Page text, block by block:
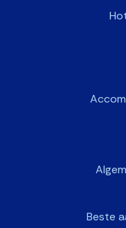
Beste